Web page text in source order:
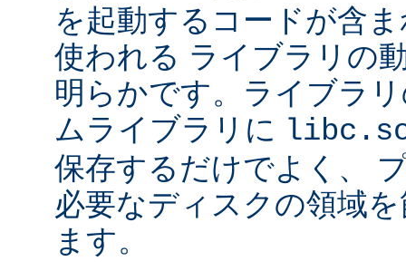
を起動するコードが含
使われる ライブラリの
明らかです。ライブラ
ムライブラリに
保存するだけでよく、
必要なディスクの領域
ます。